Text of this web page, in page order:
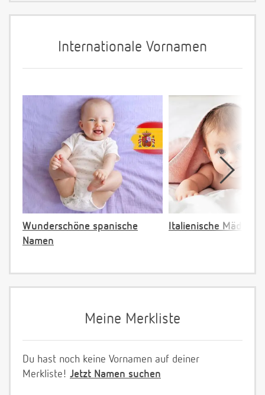
Internationale Vornamen
Wunderschöne spanische
Namen
Italienische
Meine Merkliste
Du hast noch keine Vornamen auf deiner
Merkliste! Jetzt Namen suchen